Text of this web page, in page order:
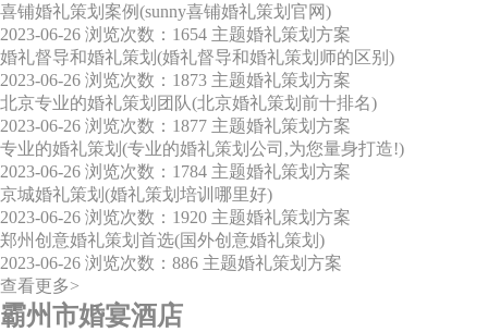
喜铺婚礼策划案例(sunny喜铺婚礼策划官网)
2023-06-26 浏览次数：1654 主题婚礼策划方案
婚礼督导和婚礼策划(婚礼督导和婚礼策划师的区别)
2023-06-26 浏览次数：1873 主题婚礼策划方案
北京专业的婚礼策划团队(北京婚礼策划前十排名)
2023-06-26 浏览次数：1877 主题婚礼策划方案
专业的婚礼策划(专业的婚礼策划公司,为您量身打造!)
2023-06-26 浏览次数：1784 主题婚礼策划方案
京城婚礼策划(婚礼策划培训哪里好)
2023-06-26 浏览次数：1920 主题婚礼策划方案
郑州创意婚礼策划首选(国外创意婚礼策划)
2023-06-26 浏览次数：886 主题婚礼策划方案
查看更多>
霸州市婚宴酒店